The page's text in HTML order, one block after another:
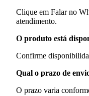
Clique em Falar no
atendimento.
O produto está
Confirme
Qual o prazo de
O prazo varia